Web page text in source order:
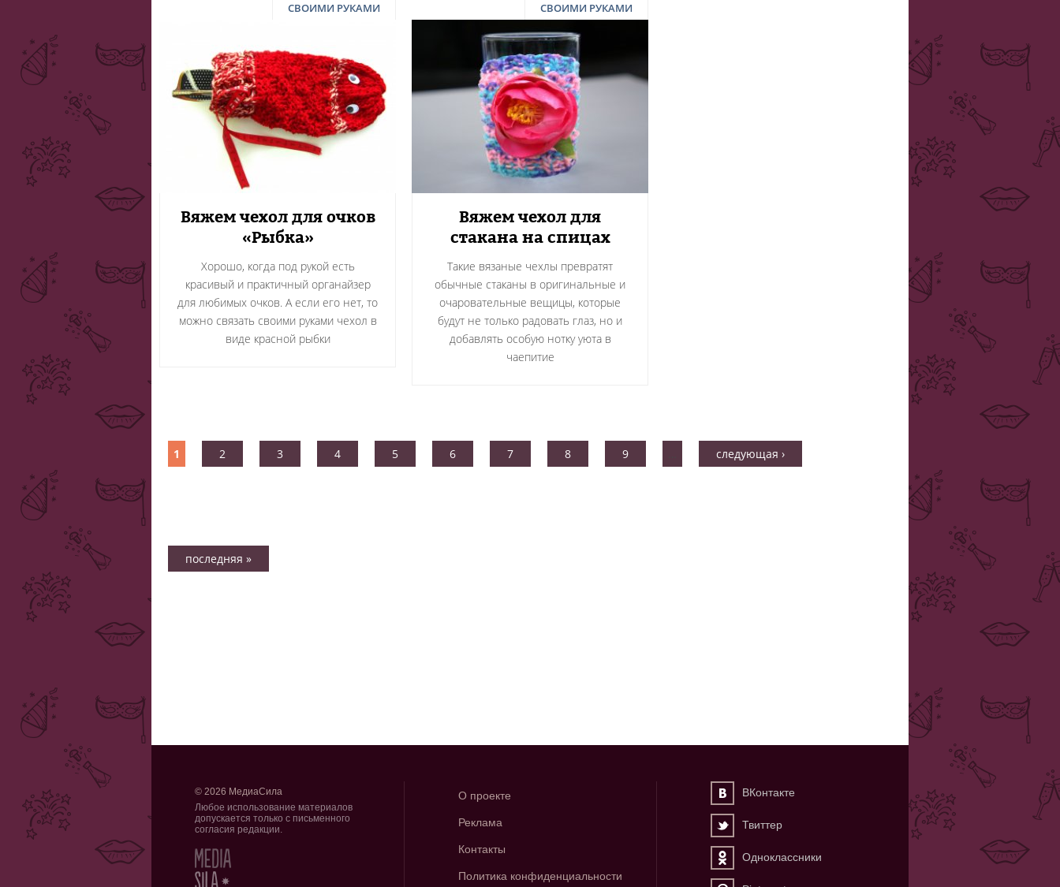
СВОИМИ РУКАМИ
Вяжем чехол для очков
«Рыбка»
Хорошо, когда под рукой есть
красивый и практичный органайзер
для любимых очков. А если его нет, то
можно связать своими руками чехол в
виде красной рыбки
СВОИМИ РУКАМИ
Вяжем чехол для
стакана на спицах
Такие вязаные чехлы превратят
обычные стаканы в оригинальные и
очаровательные вещицы, которые
будут не только радовать глаз, но и
добавлять особую нотку уюта в
чаепитие
1 2 3 4 5 6 7 8 9 следующая ›
последняя »
© 2026 МедиаСила
Любое использование материалов
допускается только с письменного
согласия редакции.
О проекте
Реклама
Контакты
Политика конфиденциальности
ВКонтакте
Твиттер
Одноклассники